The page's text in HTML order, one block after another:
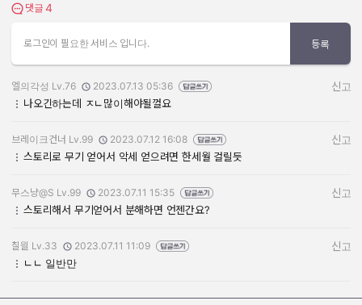
댓글 보기
댓글 4
로그인이 필요한 서비스 입니다. 등록
작성자:
엘의각성 Lv.76
작성일:
2023.07.13 05:36
신고
나오긴하는데 ㅈㄴ많이해야될껄요
작성자:
브레이크건너 Lv.99
작성일:
2023.07.12 16:08
신고
스토리로 무기 얻어서 악세 얻으려면 한세월 걸릴듯
작성자:
무스냥@S Lv.99
작성일:
2023.07.11 15:35
신고
스토리해서 무기얻어서 분해하면 언젠간요?
작성자:
칠읠 Lv.33
작성일:
2023.07.11 11:09
신고
ㄴㄴ 일반만